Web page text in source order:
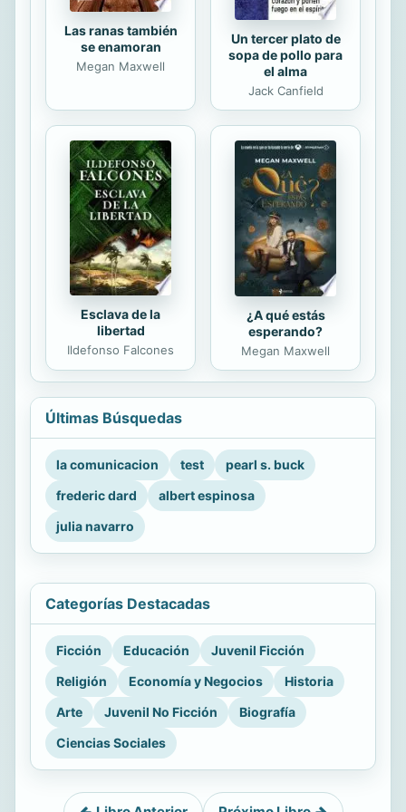
Las ranas también
se enamoran
Megan Maxwell
Un tercer plato de
sopa de pollo para
el alma
Jack Canfield
Esclava de la
libertad
Ildefonso Falcones
¿A qué estás
esperando?
Megan Maxwell
Últimas Búsquedas
la comunicacion test
pearl s. buck
frederic dard
albert espinosa
julia navarro
Categorías Destacadas
Ficción Educación
Juvenil Ficción
Religión
Economía y Negocios
Historia
Arte
Juvenil No Ficción
Biografía
Ciencias Sociales